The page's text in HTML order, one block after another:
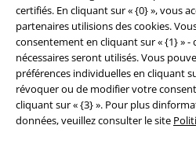
certifiés. En cliquant sur « {0} », vous
partenaires utilisions des cookies.
consentement en cliquant sur « {1} » -
nécessaires seront utilisés. Vous
préférences individuelles en cliquant
révoquer ou de modifier votre
cliquant sur « {3} ». Pour plus
données, veuillez consulter le site
Éditeur
Clauses de confidentialité
Élimination des déchets et protection